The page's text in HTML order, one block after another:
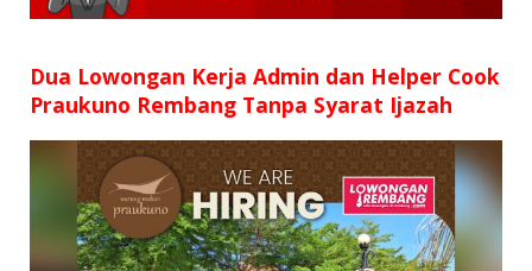
D3
Dua Lowongan Kerja Admin dan Helper Cook
Praukuno Rembang Tanpa Syarat Ijazah